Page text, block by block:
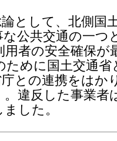
として、北側国
公共交通の一つ
者の安全確保が
めに国土交通省
との連携をはか
違反した事業者
した。